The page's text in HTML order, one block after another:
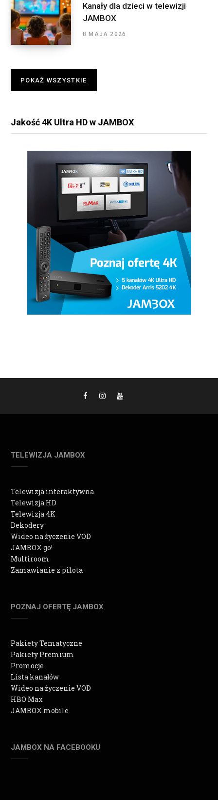
Kanały dla dzieci w telewizji
JAMBOX
8 MAJA 2026
POKAŻ WSZYSTKIE
Jakość 4K Ultra HD w JAMBOX
TELEWIZJA JAMBOX
Telewizja interaktywna
Telewizja HD
Telewizja 4K
Dekodery
Wideo na życzenie VOD
JAMBOX go!
Multiroom
Zamawianie z pilota
POZNAJ OFERTĘ JAMBOX
Pakiety Tematyczne
Pakiety Premium
Promocje
Lista kanałów
Wideo na życzenie VOD
HBO Max
JAMBOX mobile
JAMBOX NA FACEBOOKU